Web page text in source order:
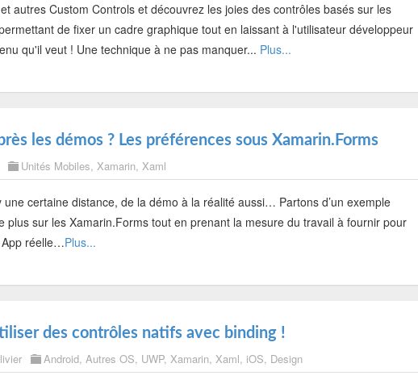
autres Custom Controls et découvrez les joies des contrôles basés sur les
de fixer un cadre graphique tout en laissant à l'utilisateur développeur
qu'il veut ! Une technique à ne pas manquer... Plus...
les démos ? Les préférences sous Xamarin.Forms
Unités Mobiles, Xamarin, Xaml
une certaine distance, de la démo à la réalité aussi… Partons d’un exemple
plus sur les Xamarin.Forms tout en prenant la mesure du travail à fournir pour
App réelle…Plus...
des contrôles natifs avec binding !
Android, Autres OS, UWP, Xamarin, Xaml, iOS, Design